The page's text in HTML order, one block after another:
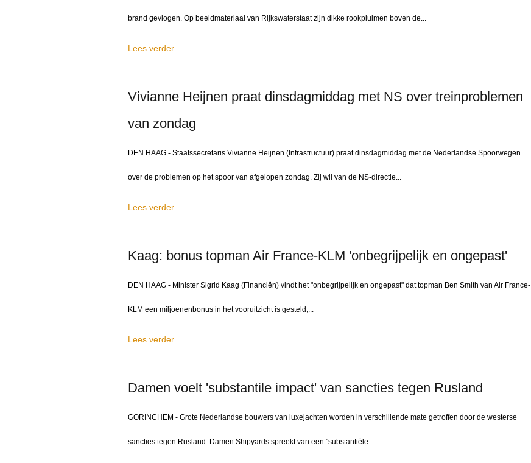
brand gevlogen. Op beeldmateriaal van Rijkswaterstaat zijn dikke rookpluimen boven de...
Lees verder
Vivianne Heijnen praat dinsdagmiddag met NS over treinproblemen
van zondag
DEN HAAG - Staatssecretaris Vivianne Heijnen (Infrastructuur) praat dinsdagmiddag met de Nederlandse Spoorwegen
over de problemen op het spoor van afgelopen zondag. Zij wil van de NS-directie...
Lees verder
Kaag: bonus topman Air France-KLM 'onbegrijpelijk en ongepast'
DEN HAAG - Minister Sigrid Kaag (Financiën) vindt het "onbegrijpelijk en ongepast" dat topman Ben Smith van Air France-
KLM een miljoenenbonus in het vooruitzicht is gesteld,...
Lees verder
Damen voelt 'substantile impact' van sancties tegen Rusland
GORINCHEM - Grote Nederlandse bouwers van luxejachten worden in verschillende mate getroffen door de westerse
sancties tegen Rusland. Damen Shipyards spreekt van een "substantiële...